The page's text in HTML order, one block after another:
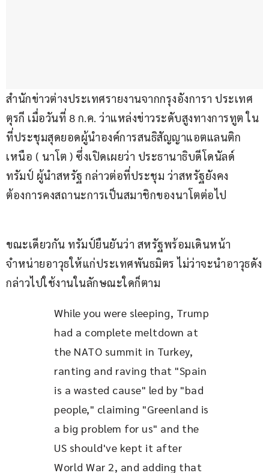
สำนักข่าวต่างประเทศรายงานจากกรุงอังการา ประเทศ
ตุรกี เมื่อวันที่ 8 ก.ค. ว่าแหล่งข่าวระดับสูงทางการทูต ใน
ที่ประชุมสุดยอดผู้นำองค์การสนธิสัญญาแอตแลนติก
เหนือ ( นาโต ) ซึ่งเปิดเผยว่า ประธานาธิบดีโดนัลด์
ทรัมป์ ผู้นำสหรัฐ กล่าวต่อที่ประชุม ว่าสหรัฐยังคง
ต้องการคงสถานะการเป็นสมาชิกของนาโตต่อไป
ขณะเดียวกัน ทรัมป์ยืนยันว่า สหรัฐพร้อมเดินหน้า
จำหน่ายอาวุธให้แก่ประเทศพันธมิตร ไม่ว่าจะนำอาวุธดัง
กล่าวไปใช้งานในลักษณะใดก็ตาม
While you were sleeping, Trump
had a complete meltdown at
the NATO summit in Turkey,
ranting and raving that "Spain
is a wasted cause" led by "bad
people," claiming "Greenland is
a big problem for us" and the
US should've kept it after
World War 2, and adding that